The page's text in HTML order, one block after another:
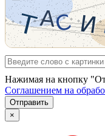
Нажимая на кнопку
Соглашением на
Отправить
×